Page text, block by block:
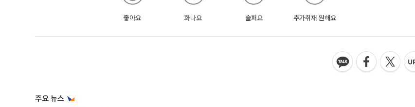
좋아요 화나요 슬퍼요 추가취재 원해요
주요 뉴스